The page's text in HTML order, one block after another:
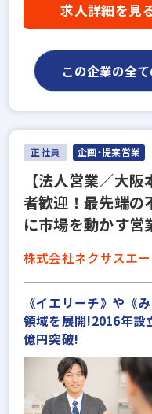
求人詳細を見
この企業の全
正社員 企画・提案営業
【法⼈営業／⼤
者歓迎！最先端の
に市場を動かす営
株式会社ネクサスエ
《イエリーチ》や《
領域を展開!2016年設
億円突破!